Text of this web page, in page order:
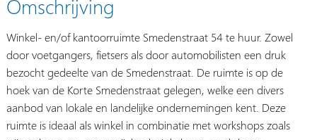
Omschrijving
Winkel- en/of kantoorruimte Smedenstraat 54 te huur. Zowel
door voetgangers, fietsers als door automobilisten een druk
bezocht gedeelte van de Smedenstraat. De ruimte is op de
hoek van de Korte Smedenstraat gelegen, welke een divers
aanbod van lokale en landelijke ondernemingen kent. Deze
ruimte is ideaal als winkel in combinatie met workshops zoals